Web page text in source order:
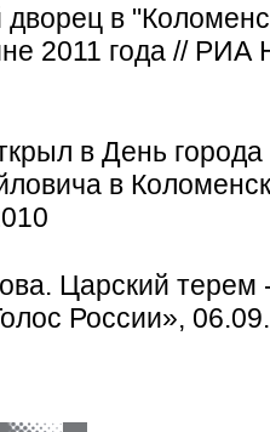
в
2011 года // РИА
в День
в
Царский терем
России»,